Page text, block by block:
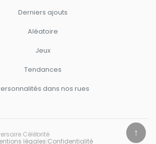
Derniers ajouts
Aléatoire
Jeux
Tendances
dans nos rues
Célébrité
légales Confidentialité
↑